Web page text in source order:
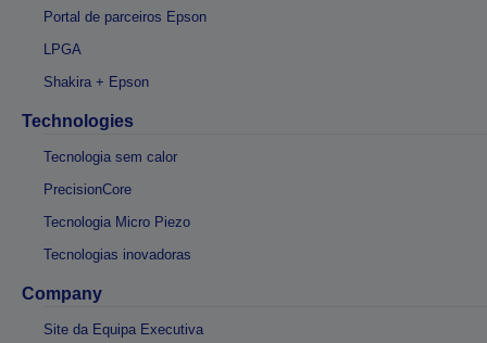
Portal de parceiros Epson
LPGA
Shakira + Epson
Technologies
Tecnologia sem calor
PrecisionCore
Tecnologia Micro Piezo
Tecnologias inovadoras
Company
Site da Equipa Executiva